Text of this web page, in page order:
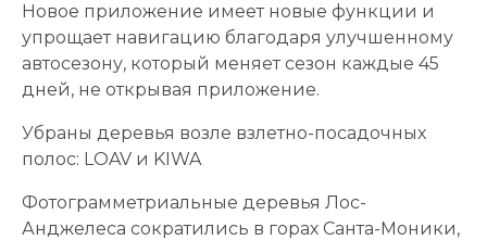
Новое приложение имеет новые функции и
упрощает навигацию благодаря улучшенному
автосезону, который меняет сезон каждые 45
дней, не открывая приложение.
Убраны деревья возле взлетно-посадочных
полос: LOAV и KIWA
Фотограмметриальные деревья Лос-
Анджелеса сократились в горах Санта-Моники,